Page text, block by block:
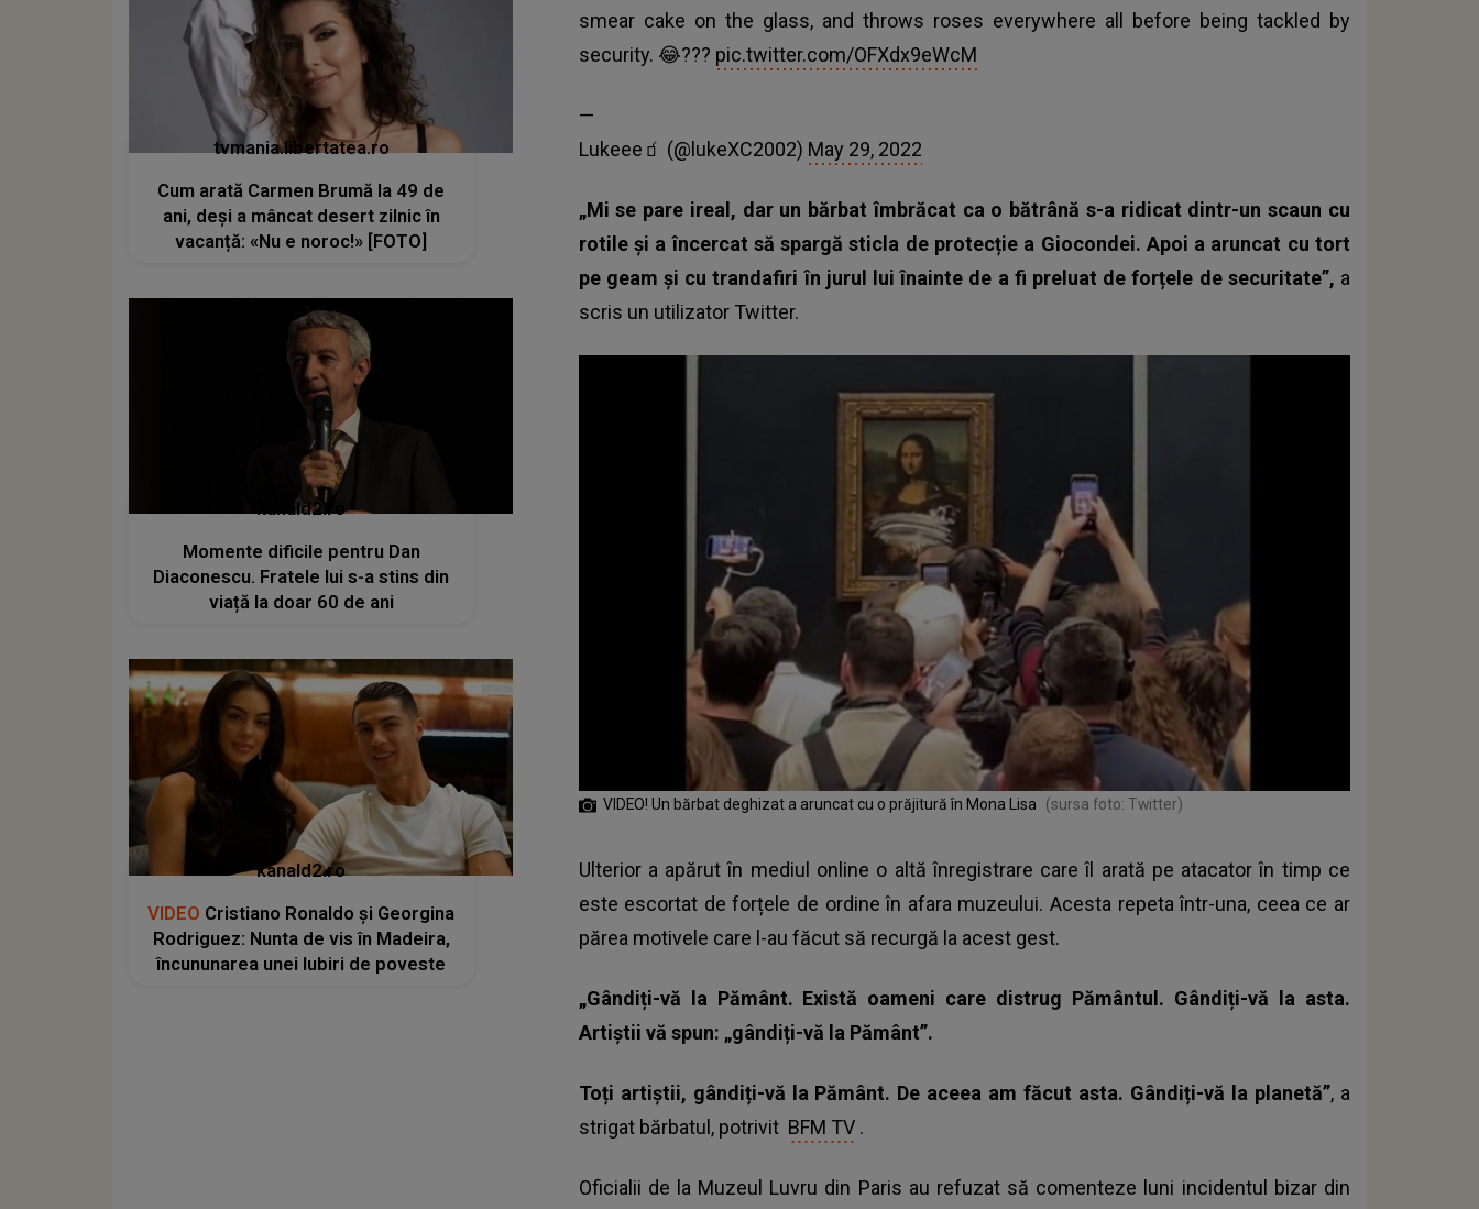
smear cake on the glass, and throws roses everywhere all before being tackled by
security. 😂??? pic.twitter.com/OFXdx9eWcM
—
Lukeee🧃 (@lukeXC2002) May 29, 2022
„Mi se pare ireal, dar un bărbat îmbrăcat ca o bătrână s-a ridicat dintr-un scaun cu
rotile și a încercat să spargă sticla de protecție a Giocondei. Apoi a aruncat cu tort
pe geam și cu trandafiri în jurul lui înainte de a fi preluat de forțele de securitate”, a
scris un utilizator Twitter.
VIDEO! Un bărbat deghizat a aruncat cu o prăjitură în Mona Lisa (sursa foto: Twitter)
Ulterior a apărut în mediul online o altă înregistrare care îl arată pe atacator în timp ce
este escortat de forțele de ordine în afara muzeului. Acesta repeta într-una, ceea ce ar
părea motivele care l-au făcut să recurgă la acest gest.
„Gândiți-vă la Pământ. Există oameni care distrug Pământul. Gândiți-vă la asta.
Artiștii vă spun: „gândiți-vă la Pământ”.
Toți artiștii, gândiți-vă la Pământ. De aceea am făcut asta. Gândiți-vă la planetă”, a
strigat bărbatul, potrivit BFM TV.
Oficialii de la Muzeul Luvru din Paris au refuzat să comenteze luni incidentul bizar din
tvmania.libertatea.ro
Cum arată Carmen Brumă la 49 de
ani, deși a mâncat desert zilnic în
vacanță: «Nu e noroc!» [FOTO]
kanald2.ro
Momente dificile pentru Dan
Diaconescu. Fratele lui s-a stins din
viață la doar 60 de ani
kanald2.ro
VIDEO Cristiano Ronaldo și Georgina
Rodriguez: Nunta de vis în Madeira,
încununarea unei Iubiri de poveste